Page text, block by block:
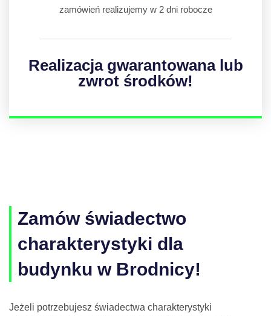
zamówień realizujemy w 2 dni robocze
Realizacja gwarantowana lub
zwrot środków!
Zamów świadectwo
charakterystyki dla
budynku w Brodnicy!
Jeżeli potrzebujesz świadectwa charakterystyki